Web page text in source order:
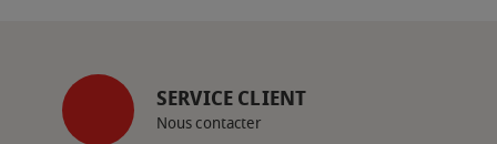
SERVICE CLIENT
Nous contacter